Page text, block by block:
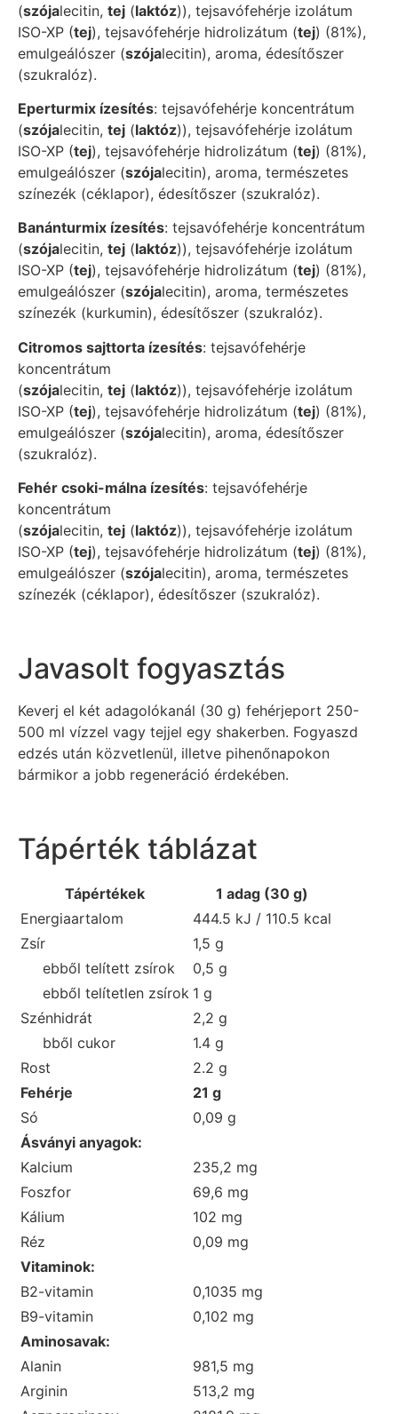
(szójalecitin, tej (laktóz)), tejsavófehérje izolátum
ISO-XP (tej), tejsavófehérje hidrolizátum (tej) (81%),
emulgeálószer (szójalecitin), aroma, édesítőszer
(szukralóz).
Eperturmix ízesítés: tejsavófehérje koncentrátum
(szójalecitin, tej (laktóz)), tejsavófehérje izolátum
ISO-XP (tej), tejsavófehérje hidrolizátum (tej) (81%),
emulgeálószer (szójalecitin), aroma, természetes
színezék (céklapor), édesítőszer (szukralóz).
Banánturmix ízesítés: tejsavófehérje koncentrátum
(szójalecitin, tej (laktóz)), tejsavófehérje izolátum
ISO-XP (tej), tejsavófehérje hidrolizátum (tej) (81%),
emulgeálószer (szójalecitin), aroma, természetes
színezék (kurkumin), édesítőszer (szukralóz).
Citromos sajttorta ízesítés: tejsavófehérje
koncentrátum
(szójalecitin, tej (laktóz)), tejsavófehérje izolátum
ISO-XP (tej), tejsavófehérje hidrolizátum (tej) (81%),
emulgeálószer (szójalecitin), aroma, édesítőszer
(szukralóz).
Fehér csoki-málna ízesítés: tejsavófehérje
koncentrátum
(szójalecitin, tej (laktóz)), tejsavófehérje izolátum
ISO-XP (tej), tejsavófehérje hidrolizátum (tej) (81%),
emulgeálószer (szójalecitin), aroma, természetes
színezék (céklapor), édesítőszer (szukralóz).
Javasolt fogyasztás
Keverj el két adagolókanál (30 g) fehérjeport 250-
500 ml vízzel vagy tejjel egy shakerben. Fogyaszd
edzés után közvetlenül, illetve pihenőnapokon
bármikor a jobb regeneráció érdekében.
Tápérték táblázat
Tápértékek
1 adag (30 g)
Energiaartalom
444.5 kJ / 110.5 kcal
Zsír
1,5 g
ebből telített zsírok
0,5 g
ebből telítetlen zsírok 1 g
Szénhidrát
2,2 g
bből cukor
1.4 g
Rost
2.2 g
Fehérje
21 g
Só
0,09 g
Ásványi anyagok:
Kalcium
235,2 mg
Foszfor
69,6 mg
Kálium
102 mg
Réz
0,09 mg
Vitaminok:
B2-vitamin
0,1035 mg
B9-vitamin
0,102 mg
Aminosavak:
Alanin
981,5 mg
Arginin
513,2 mg